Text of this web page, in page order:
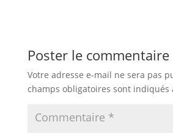
Poster le commentaire
Votre adresse e-mail ne sera pas
champs obligatoires sont indiqués